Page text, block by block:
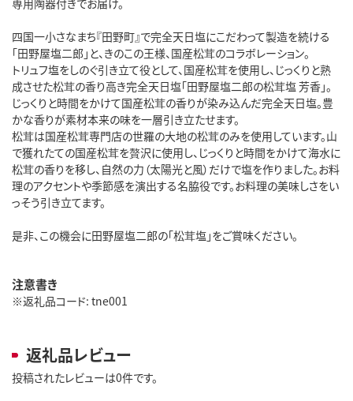
四国一小さなまち『田野町』で完全天日塩にこだわって製造を続ける
「田野屋塩二郎」と、きのこの王様、国産松茸のコラボレーション。
トリュフ塩をしのぐ引き立て役として、国産松茸を使用し、じっくりと熟
成させた松茸の香り高き完全天日塩「田野屋塩二郎の松茸塩 芳香」。
じっくりと時間をかけて国産松茸の香りが染み込んだ完全天日塩。豊
かな香りが素材本来の味を一層引き立たせます。
松茸は国産松茸専門店の世羅の大地の松茸のみを使用しています。山
で獲れたての国産松茸を贅沢に使用し、じっくりと時間をかけて海水に
松茸の香りを移し、自然の力（太陽光と風）だけで塩を作りました。お料
理のアクセントや季節感を演出する名脇役です。お料理の美味しさをい
っそう引き立てます。
是非、この機会に田野屋塩二郎の「松茸塩」をご賞味ください。
注意書き
※返礼品コード: tne001
返礼品レビュー
投稿されたレビューは0件です。